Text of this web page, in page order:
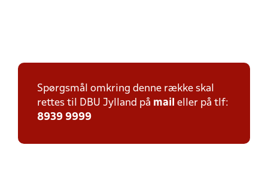
Spørgsmål omkring denne række skal
rettes til DBU Jylland på mail eller på tlf:
8939 9999